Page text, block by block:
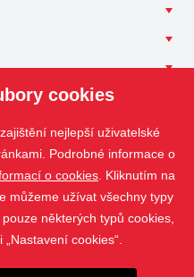
cookies
nejlepší uživatelské
Podrobné informace o
o cookies . Kliknutím na
můžeme užívat všechny typy
některých typů cookies,
cookies“.